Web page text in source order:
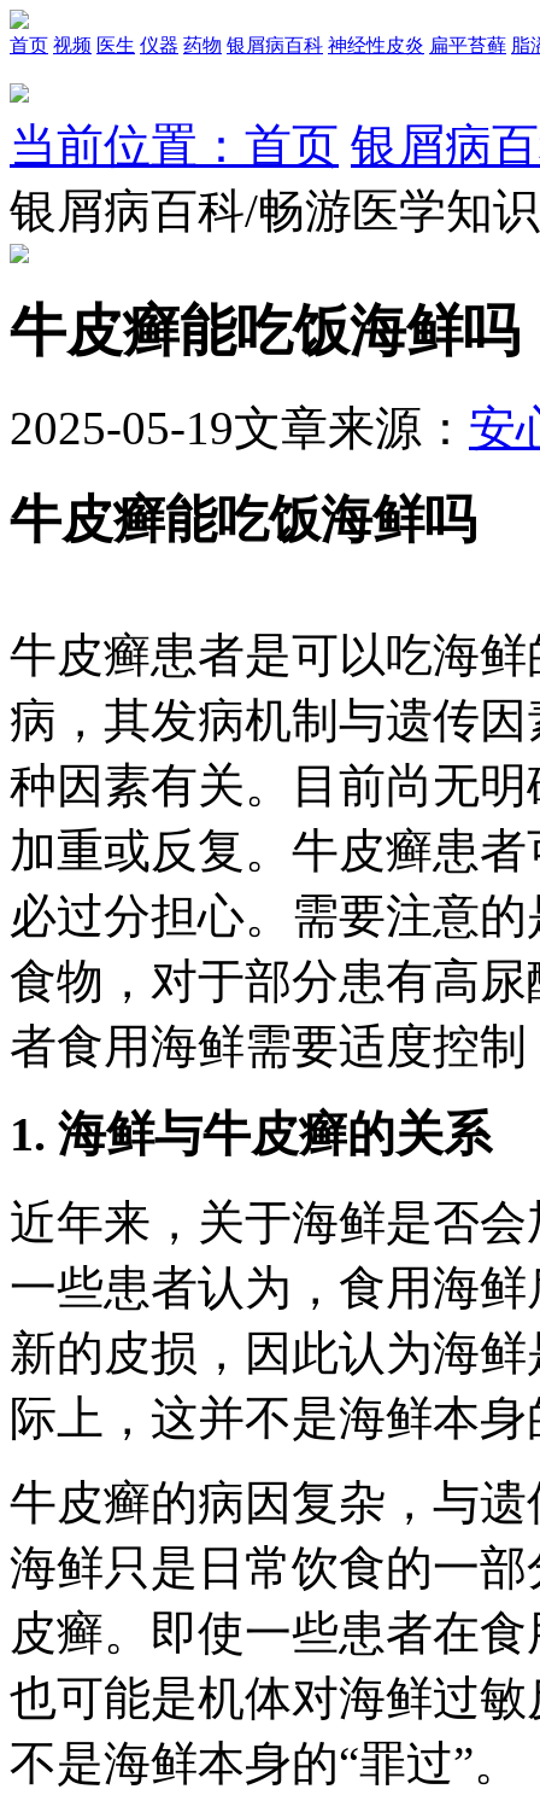
首页 视频 医生 仪器 药物 银屑病百科 神经性皮炎 扁平苔藓 脂
当前位置：首页 银屑病
银屑病百科/畅游医学知
牛皮癣能吃饭海鲜吗
2025-05-19文章来源： 安
牛皮癣能吃饭海鲜吗
牛皮癣患者是可以吃海
病，其发病机制与遗传
种因素有关。目前尚无
加重或反复。牛皮癣患
必过分担心。需要注意
食物，对于部分患有高
者食用海鲜需要适度控
1. 海鲜与牛皮癣的关系
近年来，关于海鲜是否
一些患者认为，食用海
新的皮损，因此认为海
际上，这并不是海鲜本身
牛皮癣的病因复杂，与
海鲜只是日常饮食的一
皮癣。即使一些患者在
也可能是机体对海鲜过
不是海鲜本身的“罪过”。